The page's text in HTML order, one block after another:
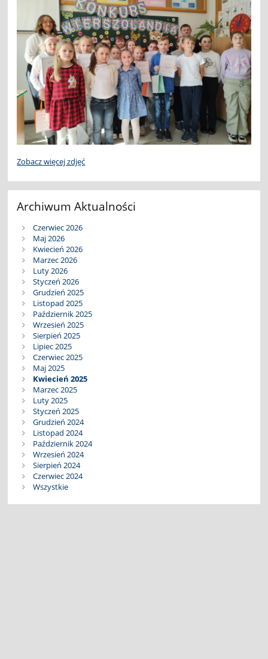
Zobacz więcej zdjęć
Archiwum Aktualności
Czerwiec 2026
Maj 2026
Kwiecień 2026
Marzec 2026
Luty 2026
Styczeń 2026
Grudzień 2025
Listopad 2025
Październik 2025
Wrzesień 2025
Sierpień 2025
Lipiec 2025
Czerwiec 2025
Maj 2025
Kwiecień 2025
Marzec 2025
Luty 2025
Styczeń 2025
Grudzień 2024
Listopad 2024
Październik 2024
Wrzesień 2024
Sierpień 2024
Czerwiec 2024
Wszystkie